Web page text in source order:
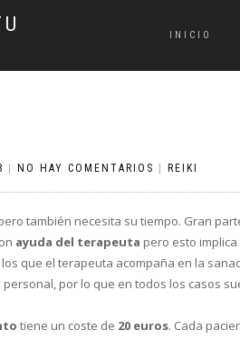
INICIO
NO HAY COMENTARIOS REIKI
también necesita su tiempo. Gran
ayuda del terapeuta pero esto
que el terapeuta acompaña en la
por lo que en todos los casos
tiene un coste de 20 euros. Cada